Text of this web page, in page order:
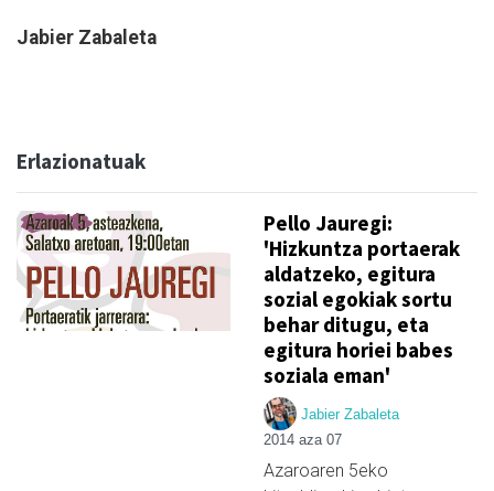
Jabier Zabaleta
Erlazionatuak
Pello Jauregi:
'Hizkuntza portaerak
aldatzeko, egitura
sozial egokiak sortu
behar ditugu, eta
egitura horiei babes
soziala eman'
Jabier Zabaleta
2014 aza 07
Azaroaren 5eko